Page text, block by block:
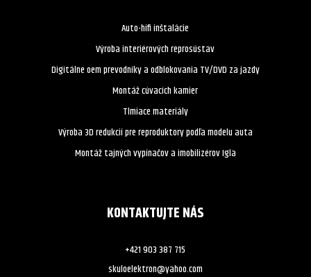
Auto-hifi inštalácie
Výroba interiérových reprosústav
Digitálne oem prevodníky a odblokovania TV/DVD za jazdy
Montáž cúvacích kamier
Tlmiace materiály
Výroba 3D redukcií pre reproduktory podľa modelu auta
Montáž tajných vypínačov a imobilizérov Igla
KONTAKTUJTE NÁS
+421 903 387 715
skuloelektron@yahoo.com